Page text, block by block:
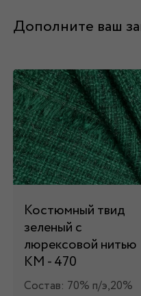
Дополните ваш
Костюмный твид
зеленый с
люрексовой нитью
КМ - 470
Состав: 70% п/э,20%